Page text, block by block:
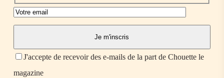
J'accepte de recevoir des e-mails de la part de Chouette le
magazine